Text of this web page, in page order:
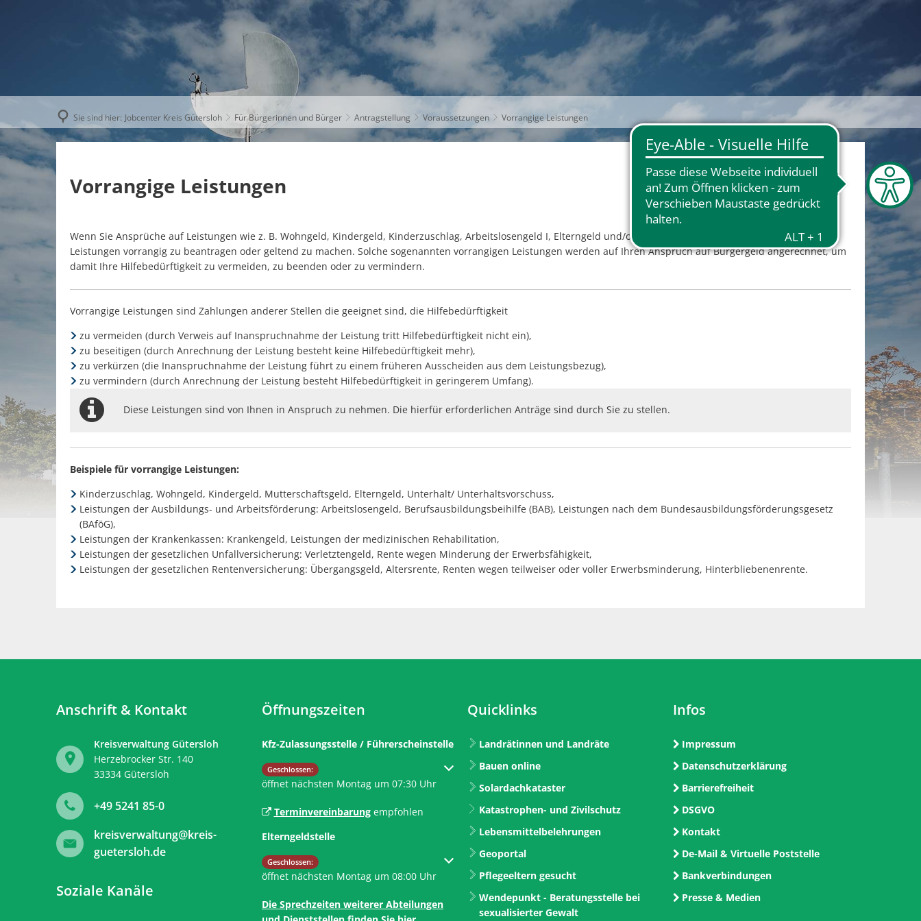
AKTUELLES THEMEN UNSER KREIS KARRIERE
Sie sind hier: Jobcenter Kreis Gütersloh Für Bürgerinnen und Bürger Antragstellung Voraussetzungen Vorrangige Leistungen
Vorrangige Leistungen
Wenn Sie Ansprüche auf Leistungen wie z. B. Wohngeld, Kindergeld, Kinderzuschlag, Arbeitslosengeld I, Elterngeld und/oder Unterhaltsleistungen haben, sind diese
Leistungen vorrangig zu beantragen oder geltend zu machen. Solche sogenannten vorrangigen Leistungen werden auf Ihren Anspruch auf Bürgergeld angerechnet, um
damit Ihre Hilfebedürftigkeit zu vermeiden, zu beenden oder zu vermindern.
Vorrangige Leistungen sind Zahlungen anderer Stellen die geeignet sind, die Hilfebedürftigkeit
zu vermeiden (durch Verweis auf Inanspruchnahme der Leistung tritt Hilfebedürftigkeit nicht ein),
zu beseitigen (durch Anrechnung der Leistung besteht keine Hilfebedürftigkeit mehr),
zu verkürzen (die Inanspruchnahme der Leistung führt zu einem früheren Ausscheiden aus dem Leistungsbezug),
zu vermindern (durch Anrechnung der Leistung besteht Hilfebedürftigkeit in geringerem Umfang).
Diese Leistungen sind von Ihnen in Anspruch zu nehmen. Die hierfür erforderlichen Anträge sind durch Sie zu stellen.
Beispiele für vorrangige Leistungen:
Kinderzuschlag, Wohngeld, Kindergeld, Mutterschaftsgeld, Elterngeld, Unterhalt/ Unterhaltsvorschuss,
Leistungen der Ausbildungs- und Arbeitsförderung: Arbeitslosengeld, Berufsausbildungsbeihilfe (BAB), Leistungen nach dem Bundesausbildungsförderungsgesetz
(BAföG),
Leistungen der Krankenkassen: Krankengeld, Leistungen der medizinischen Rehabilitation,
Leistungen der gesetzlichen Unfallversicherung: Verletztengeld, Rente wegen Minderung der Erwerbsfähigkeit,
Leistungen der gesetzlichen Rentenversicherung: Übergangsgeld, Altersrente, Renten wegen teilweiser oder voller Erwerbsminderung, Hinterbliebenenrente.
Anschrift & Kontakt
Kreisverwaltung Gütersloh
Herzebrocker Str. 140
33334 Gütersloh
+49 5241 85-0
kreisverwaltung@kreis-
guetersloh.de
Soziale Kanäle
Öffnungszeiten
Kfz-Zulassungsstelle / Führerscheinstelle
Klicken, um weitere Öffnungs- oder Schließzeiten auszublenden
Geschlossen:
öffnet nächsten Montag um 07:30 Uhr
Terminvereinbarungempfohlen
Elterngeldstelle
Klicken, um weitere Öffnungs- oder Schließzeiten auszublenden
Geschlossen:
öffnet nächsten Montag um 08:00 Uhr
Die Sprechzeiten weiterer Abteilungen
Quicklinks
Landrätinnen und Landräte
Bauen online
Solardachkataster
Katastrophen- und Zivilschutz
Lebensmittelbelehrungen
Geoportal
Pflegeeltern gesucht
Wendepunkt - Beratungsstelle bei
sexualisierter Gewalt
Infos
Impressum
Datenschutzerklärung
Barrierefreiheit
DSGVO
Kontakt
De-Mail & Virtuelle Poststelle
Bankverbindungen
Presse & Medien